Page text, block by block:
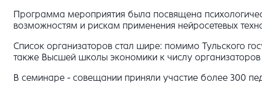
Программа мероприятия была посвящена
возможностям и рискам применения нейросетевых
Список организаторов стал шире: помимо Тульского
также Высшей школы экономики к числу
В семинаре - совещании приняли участие более 300